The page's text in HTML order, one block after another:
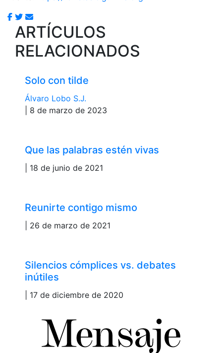
ARTÍCULOS
RELACIONADOS
Solo con tilde
Álvaro Lobo S.J.
| 8 de marzo de 2023
Que las palabras estén vivas
| 18 de junio de 2021
Reunirte contigo mismo
| 26 de marzo de 2021
Silencios cómplices vs. debates
inútiles
| 17 de diciembre de 2020